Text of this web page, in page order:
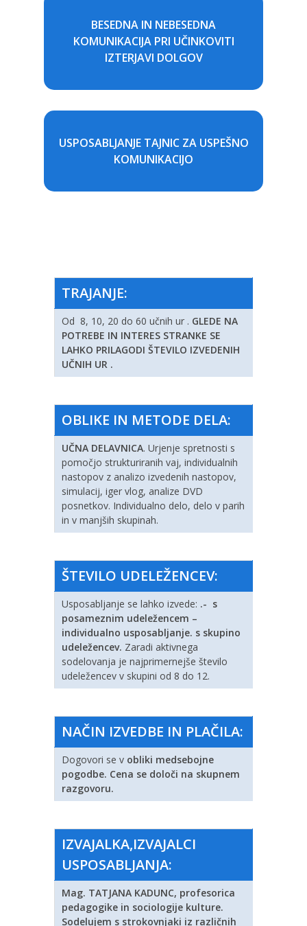
BESEDNA IN NEBESEDNA
KOMUNIKACIJA PRI UČINKOVITI
IZTERJAVI DOLGOV
USPOSABLJANJE TAJNIC ZA USPEŠNO
KOMUNIKACIJO
TRAJANJE:
Od 8, 10, 20 do 60 učnih ur . GLEDE NA
POTREBE IN INTERES STRANKE SE
LAHKO PRILAGODI ŠTEVILO IZVEDENIH
UČNIH UR .
OBLIKE IN METODE DELA:
UČNA DELAVNICA. Urjenje spretnosti s
pomočjo strukturiranih vaj, individualnih
nastopov z analizo izvedenih nastopov,
simulacij, iger vlog, analize DVD
posnetkov. Individualno delo, delo v parih
in v manjših skupinah.
ŠTEVILO UDELEŽENCEV:
Usposabljanje se lahko izvede: .- s
posameznim udeležencem –
individualno usposabljanje. s skupino
udeležencev. Zaradi aktivnega
sodelovanja je najprimernejše število
udeležencev v skupini od 8 do 12.
NAČIN IZVEDBE IN PLAČILA:
Dogovori se v obliki medsebojne
pogodbe. Cena se določi na skupnem
razgovoru.
IZVAJALKA,IZVAJALCI
USPOSABLJANJA:
Mag. TATJANA KADUNC, profesorica
pedagogike in sociologije kulture.
Sodelujem s strokovnjaki iz različnih